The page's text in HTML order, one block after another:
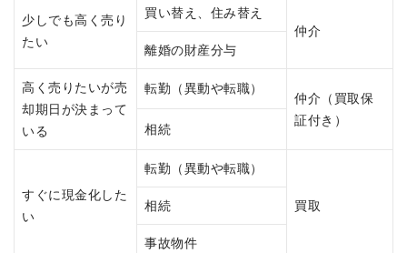
少しでも高く売り
たい
買い替え、住み替え
仲介
離婚の財産分与
高く売りたいが売
却期日が決まって
いる
転勤（異動や転職）
仲介（買取保
証付き）
相続
すぐに現金化した
い
転勤（異動や転職）
買取
相続
事故物件